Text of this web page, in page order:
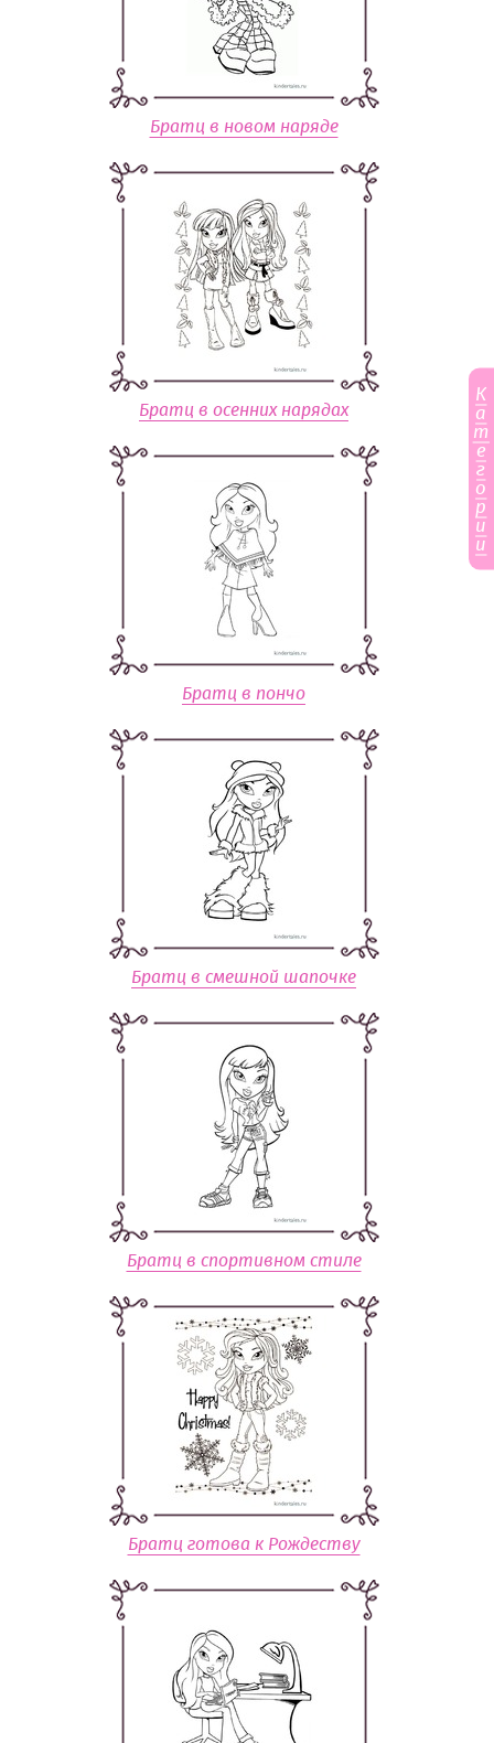
Братц в новом наряде
Братц в осенних нарядах
Братц в пончо
Братц в смешной шапочке
Братц в спортивном стиле
Братц готова к Рождеству
К
а
т
е
г
о
р
и
и